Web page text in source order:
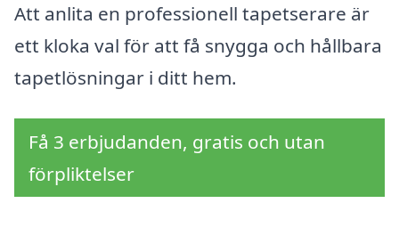
Att anlita en professionell tapetserare är
ett kloka val för att få snygga och hållbara
tapetlösningar i ditt hem.
Få 3 erbjudanden, gratis och utan
förpliktelser